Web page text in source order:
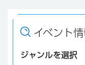
イベント
ジャンルを選択